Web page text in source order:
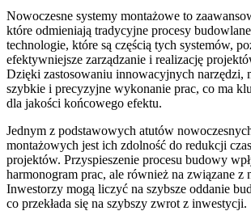
Nowoczesne systemy montażowe to
które odmieniają tradycyjne procesy
technologie, które są częścią tych systemów,
efektywniejsze zarządzanie i realizację
Dzięki zastosowaniu innowacyjnych narzędzi,
szybkie i precyzyjne wykonanie prac, co ma
dla jakości końcowego efektu.
Jednym z podstawowych atutów
montażowych jest ich zdolność do redukcji
projektów. Przyspieszenie procesu budowy
harmonogram prac, ale również na związane z
Inwestorzy mogą liczyć na szybsze oddanie
co przekłada się na szybszy zwrot z inwestycji.